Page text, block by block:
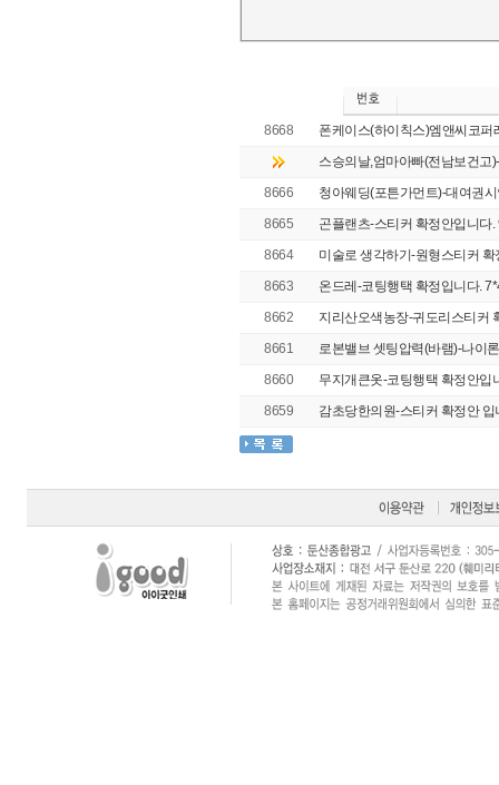
8668
폰케이스(하이칙스)엠앤씨코
스승의날,엄마아빠(전남보건고
8666
청아웨딩(포튼가먼트)-대여권
8665
곤플랜츠-스티커 확정안입니다.
8664
미술로 생각하기-원형스티커
8663
온드레-코팅행택 확정입니다.
8662
지리산오색농장-귀도리스티커
8661
로본밸브 셋팅압력(바램)-나이
8660
무지개큰옷-코팅행택 확정안입
8659
감초당한의원-스티커 확정안 입